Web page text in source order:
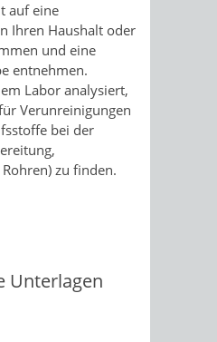
auf eine
Ihren Haushalt oder
und eine
entnehmen.
Labor analysiert,
Verunreinigungen
bei der
zu finden.
Unterlagen